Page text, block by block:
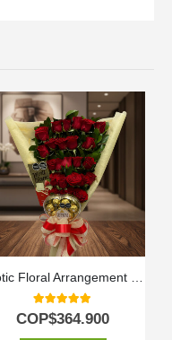
Exotic Floral Arrangement My Crush
5.00out of 5
COP$364.900